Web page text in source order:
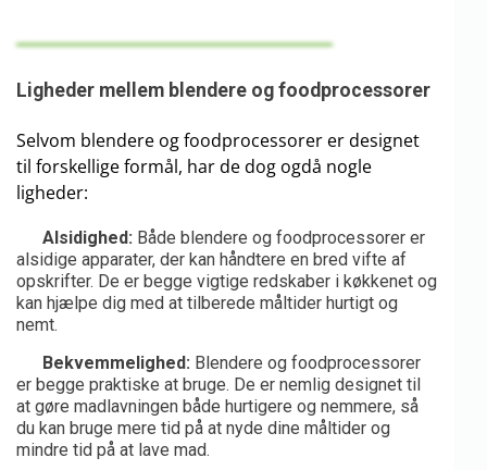
Ligheder mellem blendere og foodprocessorer
Selvom blendere og foodprocessorer er designet
til forskellige formål, har de dog ogdå nogle
ligheder:
Alsidighed: Både blendere og foodprocessorer er
alsidige apparater, der kan håndtere en bred vifte af
opskrifter. De er begge vigtige redskaber i køkkenet og
kan hjælpe dig med at tilberede måltider hurtigt og
nemt.
Bekvemmelighed: Blendere og foodprocessorer
er begge praktiske at bruge. De er nemlig designet til
at gøre madlavningen både hurtigere og nemmere, så
du kan bruge mere tid på at nyde dine måltider og
mindre tid på at lave mad.